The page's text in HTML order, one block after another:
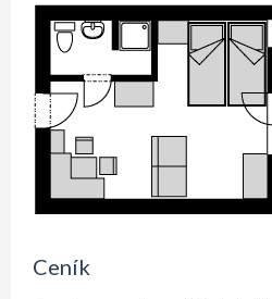
Ceník